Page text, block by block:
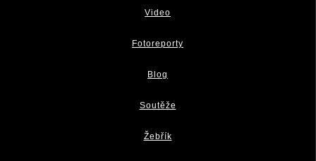
Video
Fotoreporty
Blog
Soutěže
Žebřík